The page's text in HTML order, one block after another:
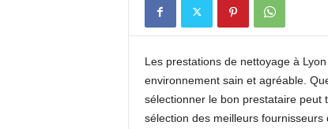
Les prestations de nettoyage à
environnement sain et agréable.
sélectionner le bon prestataire peut
sélection des meilleurs